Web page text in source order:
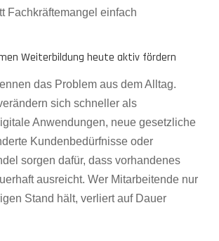
Fachkräftemangel einfach
Weiterbildung heute aktiv fördern
das Problem aus dem Alltag.
sich schneller als
Anwendungen, neue gesetzliche
Kundenbedürfnisse oder
sorgen dafür, dass vorhandenes
ausreicht. Wer Mitarbeitende nur
Stand hält, verliert auf Dauer